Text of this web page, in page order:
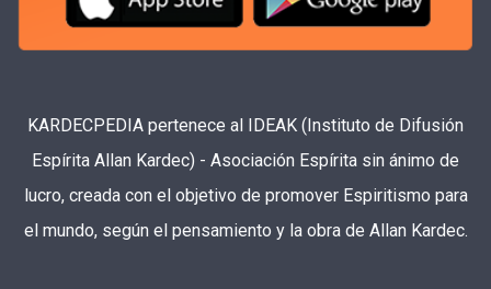
KARDECPEDIA pertenece al IDEAK (Instituto de Difusión
Espírita Allan Kardec) - Asociación Espírita sin ánimo de
lucro, creada con el objetivo de promover Espiritismo para
el mundo, según el pensamiento y la obra de Allan Kardec.